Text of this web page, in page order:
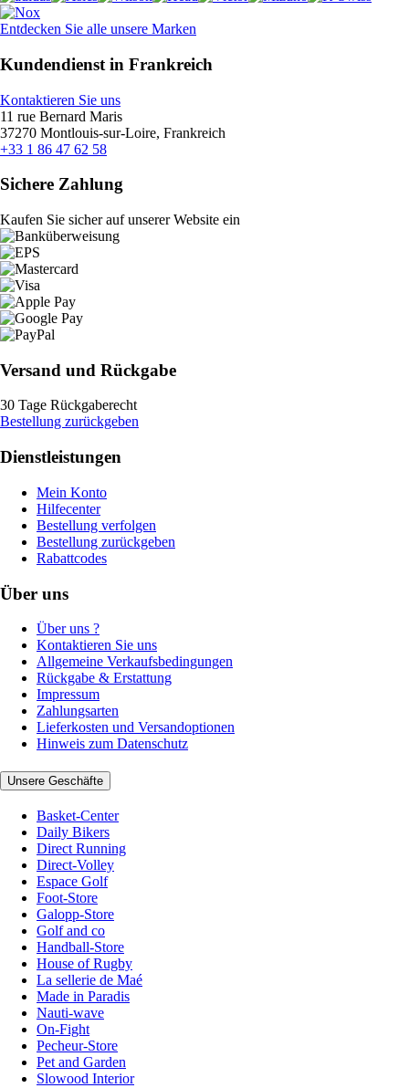
Entdecken Sie alle unsere Marken
Kundendienst in Frankreich
Kontaktieren Sie uns
11 rue Bernard Maris
37270 Montlouis-sur-Loire, Frankreich
+33 1 86 47 62 58
Sichere Zahlung
Kaufen Sie sicher auf unserer Website ein
Versand und Rückgabe
30 Tage Rückgaberecht
Bestellung zurückgeben
Dienstleistungen
Mein Konto
Hilfecenter
Bestellung verfolgen
Bestellung zurückgeben
Rabattcodes
Über uns
Über uns ?
Kontaktieren Sie uns
Allgemeine Verkaufsbedingungen
Rückgabe & Erstattung
Impressum
Zahlungsarten
Lieferkosten und Versandoptionen
Hinweis zum Datenschutz
Unsere Geschäfte
Basket-Center
Daily Bikers
Direct Running
Direct-Volley
Espace Golf
Foot-Store
Galopp-Store
Golf and co
Handball-Store
House of Rugby
La sellerie de Maé
Made in Paradis
Nauti-wave
On-Fight
Pecheur-Store
Pet and Garden
Slowood Interior